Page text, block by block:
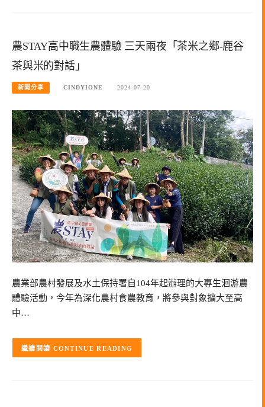
農STAY高中職生農體驗 三天兩夜「茶米之鄉-鹿谷
茶與米的對話」
新聞分享 CINDYIONE 2024-07-20
農業部農村發展及水土保持署自104年起辦理的大專生洄游農
體驗活動，今年為深化農村食農教育，將參與對象擴大至高
中…
CONTINUE READING